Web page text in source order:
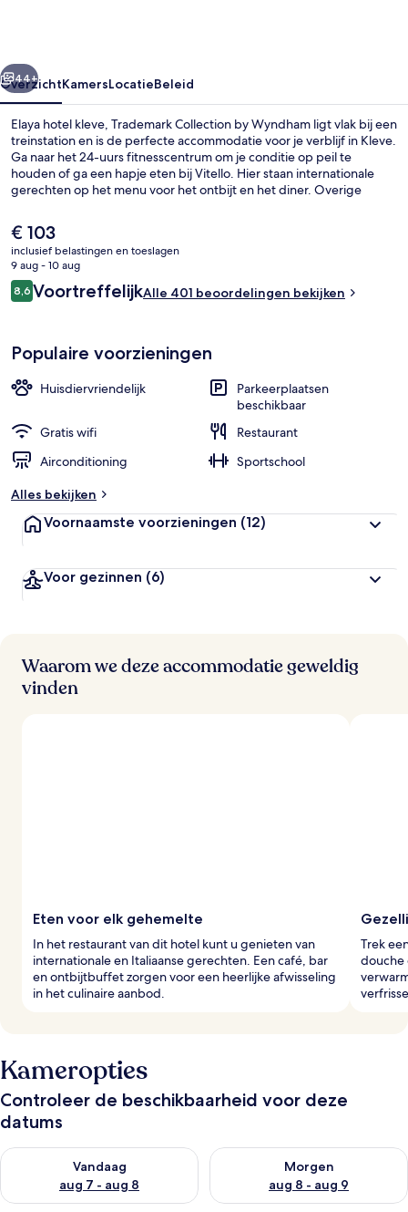
Wyndham
Volgende
44+
OverzichtKamersLocatieBeleid
Elaya hotel kleve, Trademark Collection by Wyndham ligt vlak bij een
treinstation en is de perfecte accommodatie voor je verblijf in Kleve.
Ga naar het 24-uurs fitnesscentrum om je conditie op peil te
houden of ga een hapje eten bij Vitello. Hier staan internationale
gerechten op het menu voor het ontbijt en het diner. Overige
snackbar/deli. Andere reizigers zijn vol lof over het behulpzame
personeel en de algehele staat van de accommodatie.
De
huidige
prijs
is
€ 103
€ 103
inclusief belastingen en toeslagen
9 aug - 10 aug
Beoordelingen
8,68,6 op 10 –
VoortreffelijkAlle 401 beoordelingen bekijken
Populaire voorzieningen
Huisdiervriendelijk
Parkeerplaatsen
beschikbaar
Gratis wifi
Restaurant
Airconditioning
Sportschool
Alles bekijken
Voornaamste voorzieningen (12)
Voor gezinnen (6)
Waarom we deze accommodatie geweldig
vinden
Eten voor elk gehemelte
In het restaurant van dit hotel kunt u genieten van
internationale en Italiaanse gerechten. Een café, bar
en ontbijtbuffet zorgen voor een heerlijke afwisseling
in het culinaire aanbod.
Trek
douche
Kameropties
Controleer de beschikbaarheid voor deze
datums
Vandaag
aug 7 - aug 8
De beschikbaarheid controleren voor vanavond aug 7 - aug 8
Morgen
aug 8 - aug 9
De beschikbaarheid